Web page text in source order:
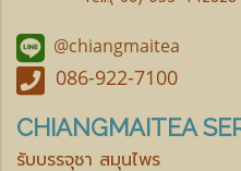
@chiangmaitea
086-922-7100
CHIANGMAITEA
รับบรรจุชา สมุนไพร